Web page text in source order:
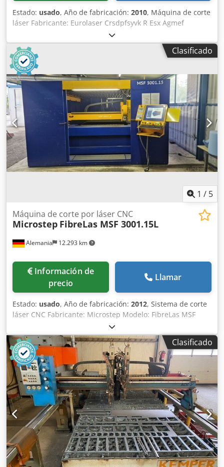
Estado: usado, Año de fabricación: 2010, Máquina de corte
láser Fabricante: Eurolaser Crsdpfsyvk R Esx Agmef
Modelo: LCS XL-1600 Año de fabricación: 2010 Potencia:
200 W Área de trabajo: 2.270 mm x 1.600 mm Datos
eléctricos: máx. 6 kW / máx. 32 A Ámbito de aplicación
anterior: Corte de metacrilato Fuente láser renovada en
2021 ä3826
Clasificado
1 / 5
Alemania 12.293 km
Máquina de corte por láser CNC
Microstep FibreLas MSF 3001.15L
Información de
precio
Llamar
Estado: usado, Año de fabricación: 2012, Sistema de corte
láser CNC Fabricante: Microstep Modelo: FibreLas MSF
3001.15L Año de fabricación: 2012 Control CNC: iMSNC
Windows Horas de funcionamiento del láser (aprox.):
4.000-5.000 Potencia del láser: 2,5 kW Área de trabajo:
3.000 x 1.500 mm Espesor máximo de la chapa de acero:
15 mm Espesor máximo de la chapa de acero inoxidable: 8
mm Espesor máximo de la chapa de aluminio: 8 mm
Temperatura de funcionamiento: +10 a +30 °C y humedad
máxima del 90 % (a 20 °C) Conducto de extracción
(izquierda y derecha): Salida izquierda Ø 250 mm Crsdpfsx
Eh Drex Agmsf Fuente láser IPG, sistema láser de itrio YLS
2,5 kW Enfriador láser LC 170.01-A.3.5 Tensión: 400 V / 3
fases / 50 Hz Sistema de filtrado TEKA 4H 5,5 kW
Dimensiones exteriores del sistema completo: aprox.
10.400 x 3.610 mm 3826
Clasificado